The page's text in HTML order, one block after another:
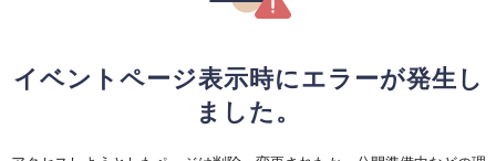
イベントページ表示時にエラーが発生し
ました。